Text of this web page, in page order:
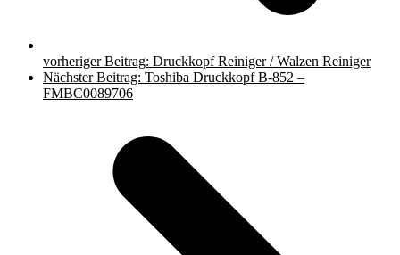
vorheriger Beitrag: Druckkopf Reiniger / Walzen Reiniger
Nächster Beitrag: Toshiba Druckkopf B-852 –
FMBC0089706